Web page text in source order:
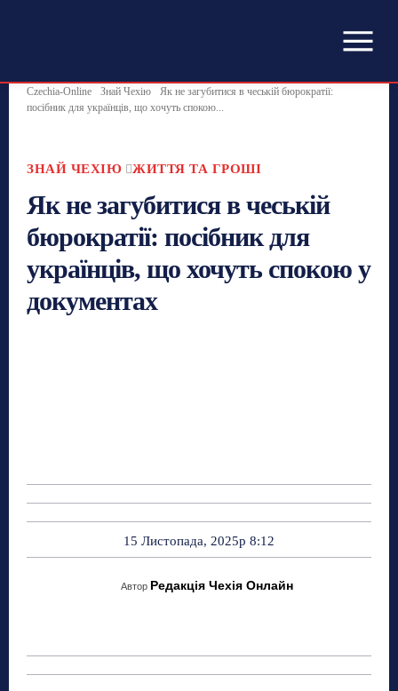
Czechia-Online Знай Чехію
Як не загубитися в чеській бюрократії:
посібник для українців, що хочуть спокою...
ЗНАЙ ЧЕХІЮ ЖИТТЯ ТА ГРОШІ
Як не загубитися в чеській
бюрократії: посібник для
українців, що хочуть спокою у
документах
15 Листопада, 2025р 8:12
Автор Редакція Чехія Онлайн